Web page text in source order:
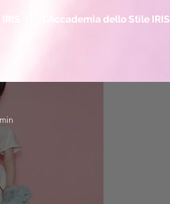
L'Accademia dello Stile IRIS